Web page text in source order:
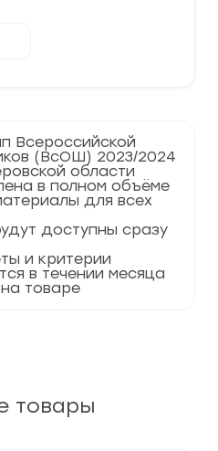
Всероссийской
(ВсОШ) 2023/2024
области
в полном объёме
для всех
доступны сразу
и критерии
в течении месяца
товаре
товары